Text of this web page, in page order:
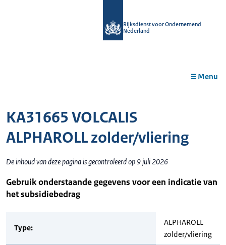
Rijksdienst voor Ondernemend
Nederland
Menu
KA31665 VOLCALIS
ALPHAROLL zolder/vliering
De inhoud van deze pagina is gecontroleerd op 9 juli 2026
Gebruik onderstaande gegevens voor een indicatie van
het subsidiebedrag
Type:
ALPHAROLL
zolder/vliering